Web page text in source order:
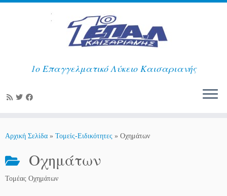
στο
1ο Επαγγελματικό Λύκειο Καισαριανής
Αρχική Σελίδα » Τομείς-Ειδικότητες » Οχημάτων
Οχημάτων
Τομέας Οχημάτων